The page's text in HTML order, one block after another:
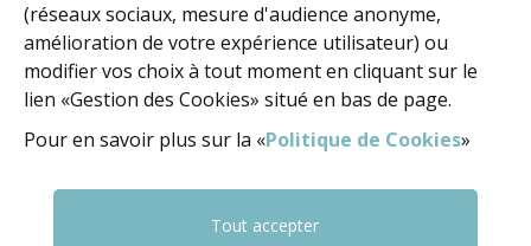
NOUS ÉCRIRE
NOUS SUIVRE FACEBOOKFACEBOOK
YOUTUBE
(réseaux sociaux, mesure d'audience anonyme,
amélioration de votre expérience utilisateur) ou
modifier vos choix à tout moment en cliquant sur le
lien «Gestion des Cookies» situé en bas de page.
Pour en savoir plus sur la «Politique de Cookies»
Tout accepter